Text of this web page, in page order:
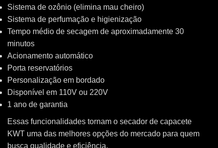
Sistema de ozônio (elimina mau cheiro)
Sistema de perfumação e higienização
Tempo médio de secagem de aproximadamente 30
minutos
Acionamento automático
Porta reservatórios
Personalização em bordado
Disponível em 110V ou 220V
1 ano de garantia
Essas funcionalidades tornam o secador de capacete
KWT uma das melhores opções do mercado para quem
busca qualidade e eficiência.